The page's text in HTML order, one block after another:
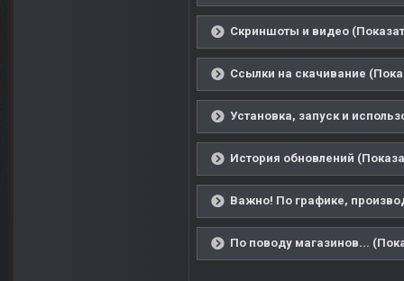
Скриншоты и видео
Ссылки на скачивание
Установка, запуск и
История обновлений
Важно! По графике,
По поводу магазинов...